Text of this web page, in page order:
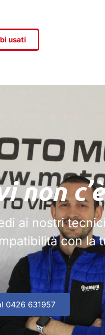
usati
non
ai nostri tecnici
con la
0426 631957